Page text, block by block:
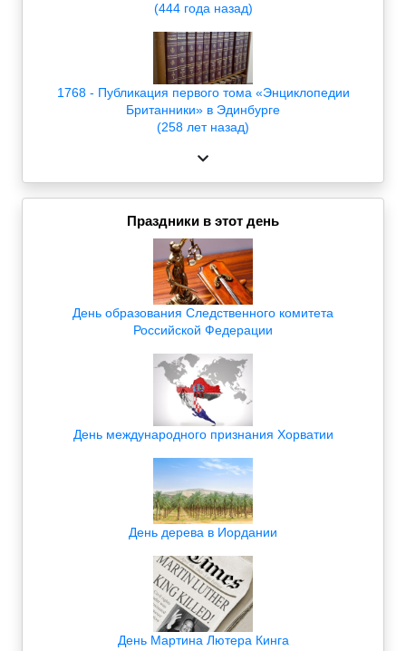
(444 года назад)
1768 - Публикация первого тома «Энциклопедии
Британники» в Эдинбурге
(258 лет назад)
Праздники в этот день
День образования Следственного комитета
Российской Федерации
День международного признания Хорватии
День дерева в Иордании
День Мартина Лютера Кинга